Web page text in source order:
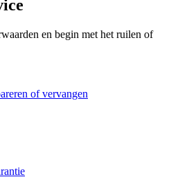
en begin met het ruilen of
of vervangen